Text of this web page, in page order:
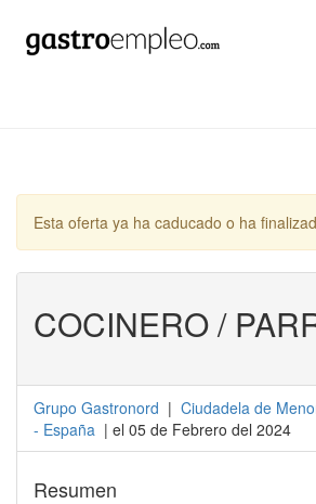
Esta oferta ya ha caducado o ha
COCINERO /
Grupo Gastronord | Ciudadela de
- España | el 05 de Febrero del 2024
Resumen